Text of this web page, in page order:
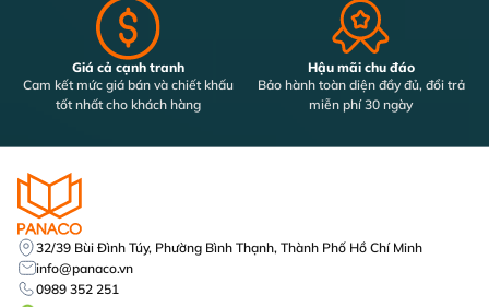
Giá cả cạnh tranh
Cam kết mức giá bán và chiết khấu
tốt nhất cho khách hàng
Hậu mãi chu đáo
Bảo hành toàn diện đầy đủ, đổi trả
miễn phí 30 ngày
32/39 Bùi Đình Túy, Phường Bình Thạnh, Thành Phố Hồ Chí Minh
info@panaco.vn
0989 352 251